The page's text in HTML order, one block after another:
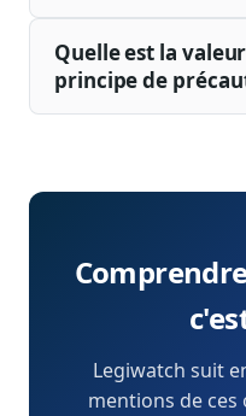
Quelle est la
principe de
Legiwatch suit
mentions de